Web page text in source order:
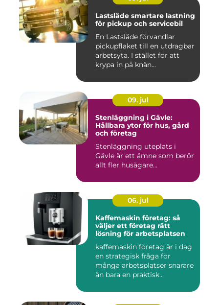
Lastsläde smartare lastning
för pickup och servicebil
En Lastsläde förvandlar
pickupflaket till en utdragbar
arbetsyta. I stället för att
krypa in på knän...
09. jul
Stenläggning i Gävle:
Hållbara ytor för hus, gård
och företag
Stenläggning uteplats i
Gävle är ett ämne som berör
allt fler husägare...
06. jul
Kaffemaskin företag: så
väljer ett företag rätt
lösning för arbetsplatsen
kaffemaskin företag är i dag
en strategisk fråga för
många arbetsplatser snarare
än bara en praktisk...